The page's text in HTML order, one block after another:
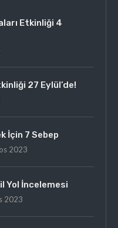
Etkinliği 4
27 Eylül’de!
İçin 7 Sebep
2023
Yol İncelemesi
2023